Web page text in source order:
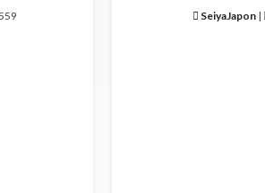
SeiyaJapon|